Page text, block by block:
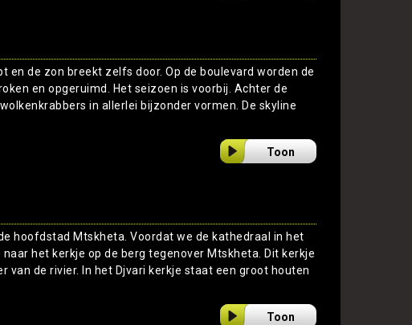
en de zon breekt zelfs door. Op de boulevard worden de
en opgeruimd. Het seizoen is voorbij. Achter de
in allerlei bijzonder vormen. De skyline
Toon
hoofdstad Mtskheta. Voordat we de kathedraal in het
het kerkje op de berg tegenover Mtskheta. Dit kerkje
van de rivier. In het Djvari kerkje staat een groot houten
Toon